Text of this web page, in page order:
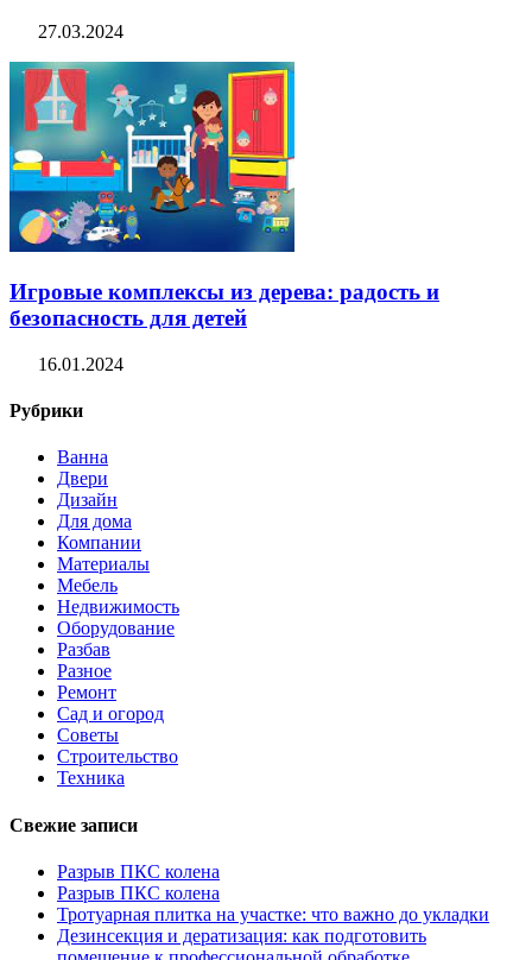
27.03.2024
Игровые комплексы из дерева: радость и
безопасность для детей
16.01.2024
Рубрики
Ванна
Двери
Дизайн
Для дома
Компании
Материалы
Мебель
Недвижимость
Оборудование
Разбав
Разное
Ремонт
Сад и огород
Советы
Строительство
Техника
Свежие записи
Разрыв ПКС колена
Разрыв ПКС колена
Тротуарная плитка на участке: что важно до укладки
Дезинсекция и дератизация: как подготовить